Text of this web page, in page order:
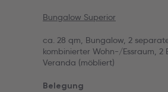
Bungalow Superior
ca. 28 qm, Bungalow, 2
kombinierter Wohn-/Essraum, 2
Veranda (möbliert)
Belegung